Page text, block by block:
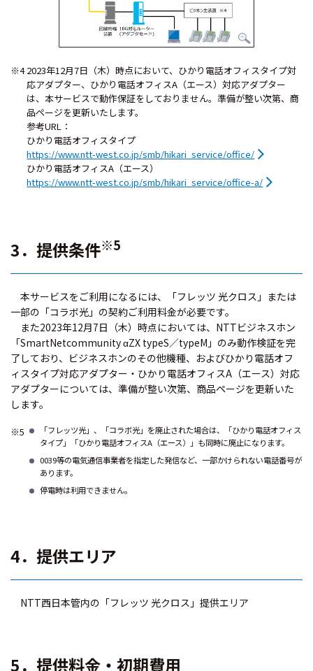
※4 2023年12月7日（木）時点において、ひかり電話オフィスタイプ対
応アダプター、ひかり電話オフィスA（エース）対応アダプター
は、本サービスで動作保証をしておりません。準備が整い次第、商
品ページを更新いたします。
参考URL：
ひかり電話オフィスタイプ
https://www.ntt-west.co.jp/smb/hikari_service/office/
ひかり電話オフィスA（エース）
https://www.ntt-west.co.jp/smb/hikari_service/office-a/
3．提供条件※5
本サービスをご利用になるには、「フレッツ 光クロス」または
一部の「コラボ光」の契約ご利用料金が必要です。
また2023年12月7日（木）時点においては、NTTビジネスホン
「SmartNetcommunity αZX typeS／typeM」のみ動作検証を完
了しており、ビジネスホンのその他機種、およびひかり電話オフ
ィスタイプ対応アダプター・ひかり電話オフィスA（エース）対応
アダプターについては、準備が整い次第、商品ページを更新いた
します。
※5
「フレッツ光」、「コラボ光」を廃止された場合は、「ひかり電話オフィス
タイプ」「ひかり電話オフィスA（エース）」も同時に廃止になります。
0039等の電気通信事業者を指定した発信など、一部かけられない電話番号が
あります。
停電時は利用できません。
4．提供エリア
NTT西日本管内の「フレッツ 光クロス」提供エリア
5．提供料金・初期費用